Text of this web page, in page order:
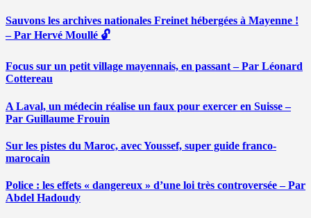
Sauvons les archives nationales Freinet hébergées à Mayenne !
– Par Hervé Moullé 🔓
Focus sur un petit village mayennais, en passant – Par Léonard
Cottereau
A Laval, un médecin réalise un faux pour exercer en Suisse –
Par Guillaume Frouin
Sur les pistes du Maroc, avec Youssef, super guide franco-
marocain
Police : les effets « dangereux » d’une loi très controversée – Par
Abdel Hadoudy